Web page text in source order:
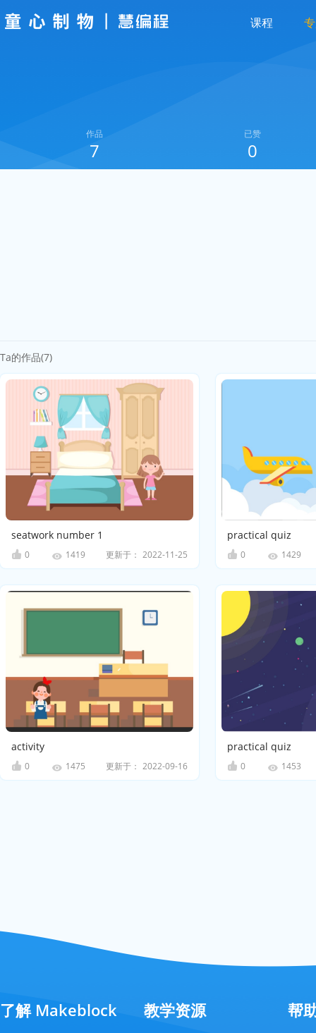
课程
作品
7
已赞
0
Ta的作品(7)
seatwork number 1
0 1419 更新于： 2022-11-25
practical quiz
0 1429
activity
0 1475 更新于： 2022-09-16
practical quiz
0 1453
了解 Makeblock 教学资源 帮